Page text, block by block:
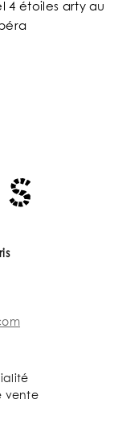
4 étoiles arty au
vente